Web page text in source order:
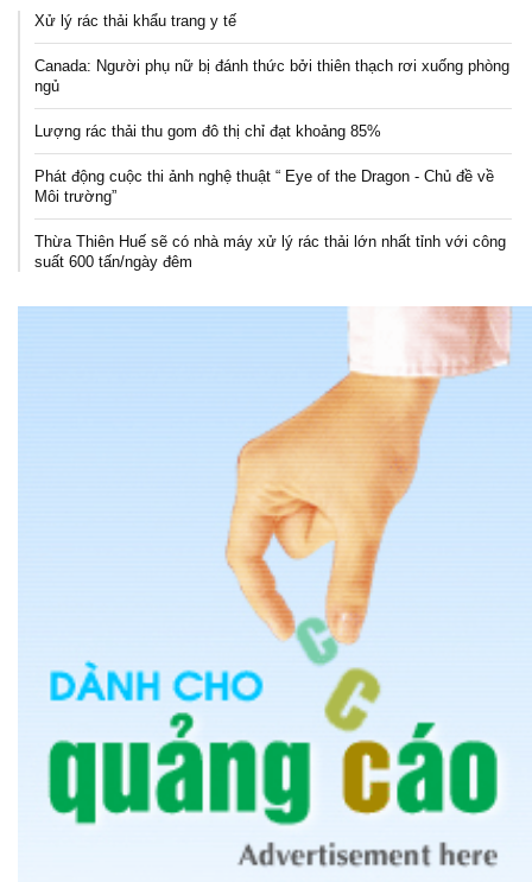
Xử lý rác thải khẩu trang y tế
Canada: Người phụ nữ bị đánh thức bởi thiên thạch rơi xuống phòng
ngủ
Lượng rác thải thu gom đô thị chỉ đạt khoảng 85%
Phát động cuộc thi ảnh nghệ thuật “ Eye of the Dragon - Chủ đề về
Môi trường”
Thừa Thiên Huế sẽ có nhà máy xử lý rác thải lớn nhất tỉnh với công
suất 600 tấn/ngày đêm